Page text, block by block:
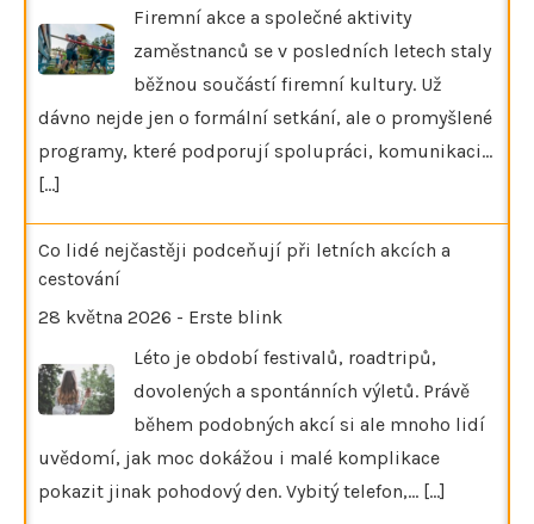
Firemní akce a společné aktivity
zaměstnanců se v posledních letech staly
běžnou součástí firemní kultury. Už
dávno nejde jen o formální setkání, ale o promyšlené
programy, které podporují spolupráci, komunikaci…
[...]
Co lidé nejčastěji podceňují při letních akcích a
cestování
28 května 2026 - Erste blink
Léto je období festivalů, roadtripů,
dovolených a spontánních výletů. Právě
během podobných akcí si ale mnoho lidí
uvědomí, jak moc dokážou i malé komplikace
pokazit jinak pohodový den. Vybitý telefon,… [...]